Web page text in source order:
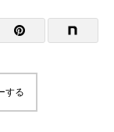
する